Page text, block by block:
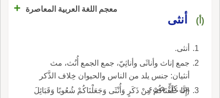
معجم اللغة العربية المعاصرة +
(أ) أنثى
أنثى.
جمع إناث وأناثَى وأناثِيّ، جمع الجمع أُنُث، مث
أنثيان: جنس يلد من الناس والحيوان خِلاف الذَّكر
من كلِّ شيء.
{إِنَّا خَلَقْنَاكُمْ مِنْ ذَكَرٍ وَأُنْثَى وَجَعَلْنَاكُمْ شُعُوبًا وَقَبَائِلَ